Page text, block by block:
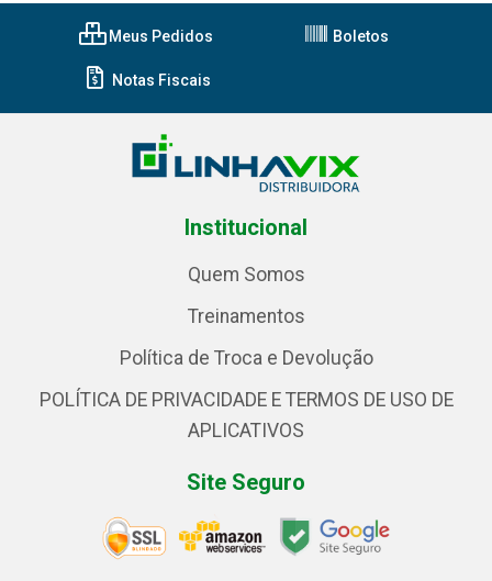
Meus Pedidos Boletos
Notas Fiscais
Institucional
Quem Somos
Treinamentos
Política de Troca e Devolução
POLÍTICA DE PRIVACIDADE E TERMOS DE USO DE
APLICATIVOS
Site Seguro